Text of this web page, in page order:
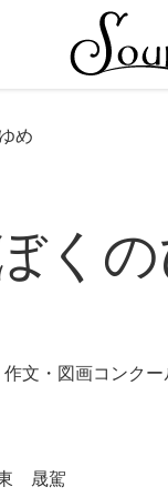
め
く
文・図画コンクー
晟駕